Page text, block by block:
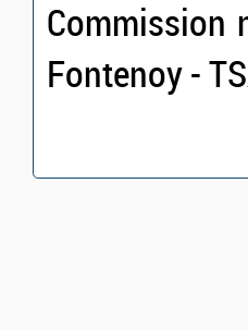
Commission
Fontenoy -